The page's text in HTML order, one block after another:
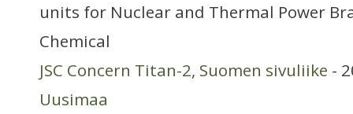
units for Nuclear and Thermal Power
Chemical
JSC Concern Titan-2, Suomen sivuliike -
Uusimaa